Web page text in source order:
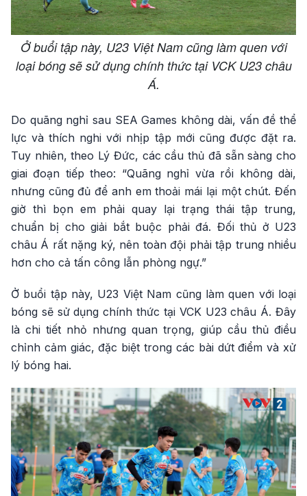
Ở buổi tập này, U23 Việt Nam cũng làm quen với
loại bóng sẽ sử dụng chính thức tại VCK U23 châu
Á.
Do quãng nghỉ sau SEA Games không dài, vấn đề thể
lực và thích nghi với nhịp tập mới cũng được đặt ra.
Tuy nhiên, theo Lý Đức, các cầu thủ đã sẵn sàng cho
giai đoạn tiếp theo: “Quãng nghỉ vừa rồi không dài,
nhưng cũng đủ để anh em thoải mái lại một chút. Đến
giờ thì bọn em phải quay lại trạng thái tập trung,
chuẩn bị cho giải bắt buộc phải đá. Đối thủ ở U23
châu Á rất nặng ký, nên toàn đội phải tập trung nhiều
hơn cho cả tấn công lẫn phòng ngự.”
Ở buổi tập này, U23 Việt Nam cũng làm quen với loại
bóng sẽ sử dụng chính thức tại VCK U23 châu Á. Đây
là chi tiết nhỏ nhưng quan trọng, giúp cầu thủ điều
chỉnh cảm giác, đặc biệt trong các bài dứt điểm và xử
lý bóng hai.